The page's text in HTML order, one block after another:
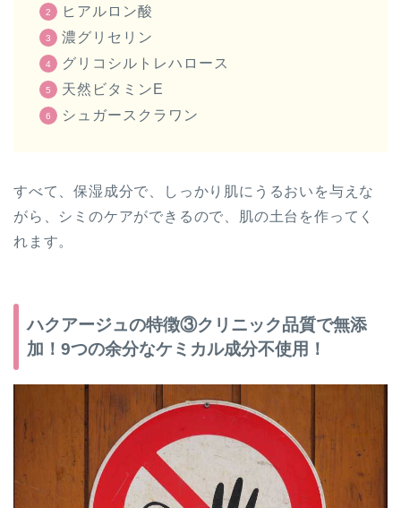
ヒアルロン酸
濃グリセリン
グリコシルトレハロース
天然ビタミンE
シュガースクラワン
すべて、保湿成分で、しっかり肌にうるおいを与えな
がら、シミのケアができるので、肌の土台を作ってく
れます。
ハクアージュの特徴③クリニック品質で無添
加！9つの余分なケミカル成分不使用！